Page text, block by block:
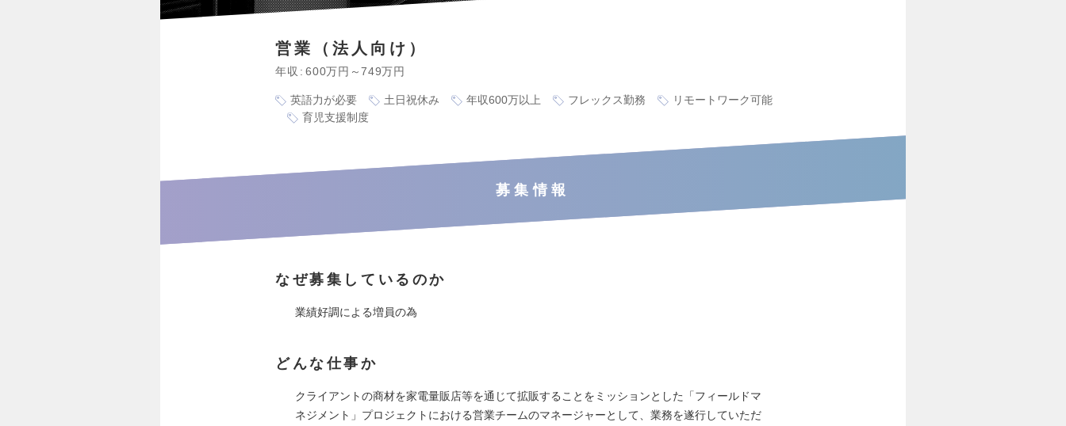
営業（法人向け）
年収 600万円～749万円
英語力が必要 土日祝休み 年収600万以上 フレックス勤務
リモートワーク可能
育児支援制度
募集情報
なぜ募集しているのか
業績好調による増員の為
どんな仕事か
クライアントの商材を家電量販店等を通じて拡販することをミッションとした「フィールドマ
ネジメント」プロジェクトにおける営業チームのマネージャーとして、業務を遂行していただ